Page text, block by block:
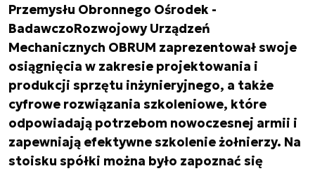
Przemysłu Obronnego Ośrodek -
BadawczoRozwojowy Urządzeń
Mechanicznych OBRUM zaprezentował swoje
osiągnięcia w zakresie projektowania i
produkcji sprzętu inżynieryjnego, a także
cyfrowe rozwiązania szkoleniowe, które
odpowiadają potrzebom nowoczesnej armii i
zapewniają efektywne szkolenie żołnierzy. Na
stoisku spółki można było zapoznać się